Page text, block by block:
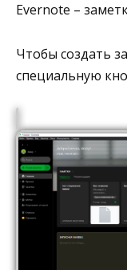
Evernote –
Чтобы создать
специальную